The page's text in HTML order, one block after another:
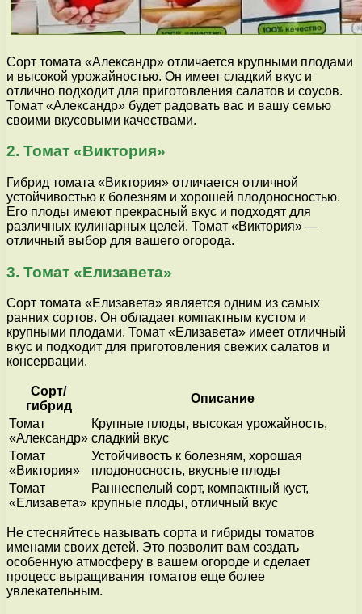
Сорт томата «Александр» отличается крупными плодами
и высокой урожайностью. Он имеет сладкий вкус и
отлично подходит для приготовления салатов и соусов.
Томат «Александр» будет радовать вас и вашу семью
своими вкусовыми качествами.
2. Томат «Виктория»
Гибрид томата «Виктория» отличается отличной
устойчивостью к болезням и хорошей плодоносностью.
Его плоды имеют прекрасный вкус и подходят для
различных кулинарных целей. Томат «Виктория» —
отличный выбор для вашего огорода.
3. Томат «Елизавета»
Сорт томата «Елизавета» является одним из самых
ранних сортов. Он обладает компактным кустом и
крупными плодами. Томат «Елизавета» имеет отличный
вкус и подходит для приготовления свежих салатов и
консервации.
Сорт/
гибрид
Описание
Томат
«Александр»
Крупные плоды, высокая урожайность,
сладкий вкус
Томат
«Виктория»
Устойчивость к болезням, хорошая
плодоносность, вкусные плоды
Томат
«Елизавета»
Раннеспелый сорт, компактный куст,
крупные плоды, отличный вкус
Не стесняйтесь называть сорта и гибриды томатов
именами своих детей. Это позволит вам создать
особенную атмосферу в вашем огороде и сделает
процесс выращивания томатов еще более
увлекательным.